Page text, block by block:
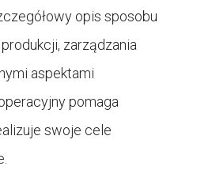
opis sposobu
zarządzania
aspektami
pomaga
swoje cele